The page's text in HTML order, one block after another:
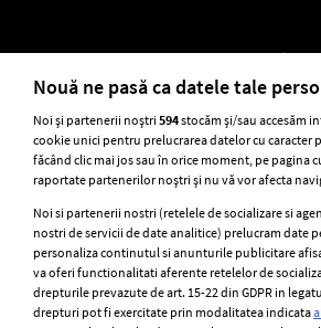
ELLE Style
Nouă ne pasă ca datele tale
Noi și partenerii noștri 594stocăm și/sau accesăm
cookie unici pentru prelucrarea datelor cu caracter
făcând clic mai jos sau în orice moment, pe pagina
raportate partenerilor noștri și nu vă vor afecta
Noi si partenerii nostri (retelele de socializare si
nostri de servicii de date analitice) prelucram date
personaliza continutul si anunturile publicitare
va oferi functionalitati aferente retelelor de
drepturile prevazute de art. 15-22 din GDPR in
drepturi pot fi exercitate prin modalitatea indicata